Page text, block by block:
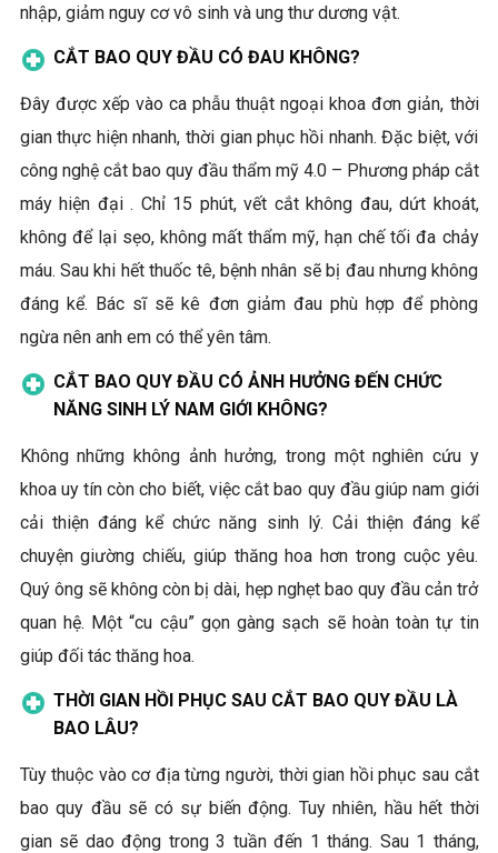
nhập, giảm nguy cơ vô sinh và ung thư dương vật.
CẮT BAO QUY ĐẦU CÓ ĐAU KHÔNG?
Đây được xếp vào ca phẫu thuật ngoại khoa đơn giản, thời
gian thực hiện nhanh, thời gian phục hồi nhanh. Đặc biệt, với
công nghệ cắt bao quy đầu thẩm mỹ 4.0 – Phương pháp cắt
máy hiện đại . Chỉ 15 phút, vết cắt không đau, dứt khoát,
không để lại sẹo, không mất thẩm mỹ, hạn chế tối đa chảy
máu. Sau khi hết thuốc tê, bệnh nhân sẽ bị đau nhưng không
đáng kể. Bác sĩ sẽ kê đơn giảm đau phù hợp để phòng
ngừa nên anh em có thể yên tâm.
CẮT BAO QUY ĐẦU CÓ ẢNH HƯỞNG ĐẾN CHỨC
NĂNG SINH LÝ NAM GIỚI KHÔNG?
Không những không ảnh hưởng, trong một nghiên cứu y
khoa uy tín còn cho biết, việc cắt bao quy đầu giúp nam giới
cải thiện đáng kể chức năng sinh lý. Cải thiện đáng kể
chuyện giường chiếu, giúp thăng hoa hơn trong cuộc yêu.
Quý ông sẽ không còn bị dài, hẹp nghẹt bao quy đầu cản trở
quan hệ. Một “cu cậu” gọn gàng sạch sẽ hoàn toàn tự tin
giúp đối tác thăng hoa.
THỜI GIAN HỒI PHỤC SAU CẮT BAO QUY ĐẦU LÀ
BAO LÂU?
Tùy thuộc vào cơ địa từng người, thời gian hồi phục sau cắt
bao quy đầu sẽ có sự biến động. Tuy nhiên, hầu hết thời
gian sẽ dao động trong 3 tuần đến 1 tháng. Sau 1 tháng,